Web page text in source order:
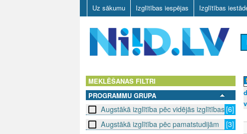
Uz sākumu Izglītības iespējas Izglītības
D
MEKLĒŠANAS FILTRI
PROGRAMMU GRUPA
Augstākā izglītība pēc vidējās izglītības [6]
Augstākā izglītība pēc pamatstudijām
[3]